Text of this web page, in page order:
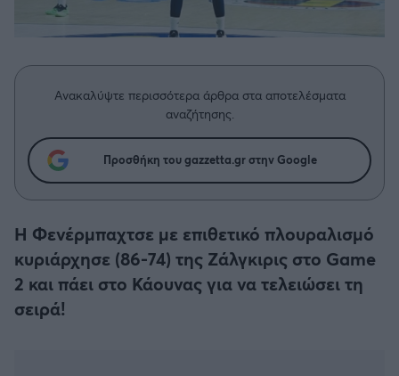
Δημήτρης Τσορμπατζόγλου
Κηφισιά
Συνεντεύξεις
Μεγάλη μου Αγάπη
Μια Ιστορία από την Πόλη
Ανακαλύψτε περισσότερα άρθρα στα αποτελέσματα
αναζήτησης.
Προσθήκη του gazzetta.gr στην Google
Η Φενέρμπαχτσε με επιθετικό πλουραλισμό
κυριάρχησε (86-74) της Ζάλγκιρις στο Game
2 και πάει στο Κάουνας για να τελειώσει τη
σειρά!